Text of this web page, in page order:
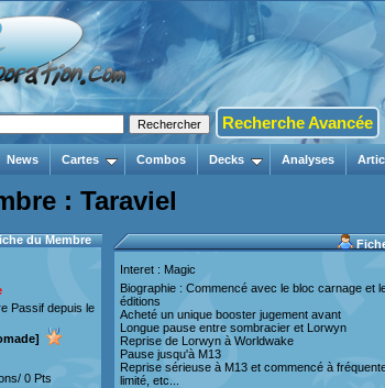
Recherche Avancée
News Cartes Combos Decks Analyses
: Taraviel
du Membre
Passif depuis le
0 Pts
Interet : Magic
Biographie : Commencé avec le bloc carnage et
éditions
Acheté un unique booster jugement avant
Longue pause entre sombracier et Lorwyn
Reprise de Lorwyn à Worldwake
Pause jusqu'à M13
Reprise sérieuse à M13 et commencé à
limité, etc...